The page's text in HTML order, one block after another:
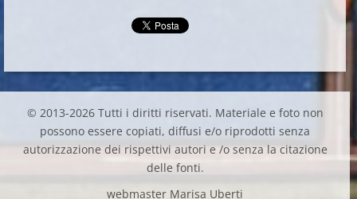
© 2013-2026 Tutti i diritti riservati. Materiale e foto non
possono essere copiati, diffusi e/o riprodotti senza
autorizzazione dei rispettivi autori e /o senza la citazione
delle fonti.
webmaster Marisa Uberti